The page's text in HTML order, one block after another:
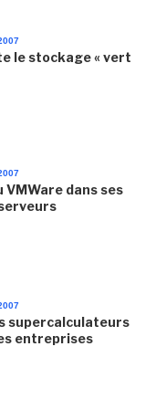
le stockage « vert
VMWare dans ses
supercalculateurs
entreprises